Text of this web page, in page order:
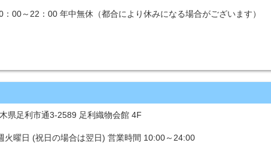
00～22：00 年中無休（都合により休みになる場合がございます）
県足利市通3-2589 足利織物会館 4F
火曜日 (祝日の場合は翌日) 営業時間 10:00～24:00